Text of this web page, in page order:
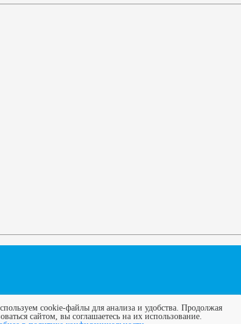
cookie-файлы для анализа и удобства. Продолжая
сайтом, вы соглашаетесь на их использование.